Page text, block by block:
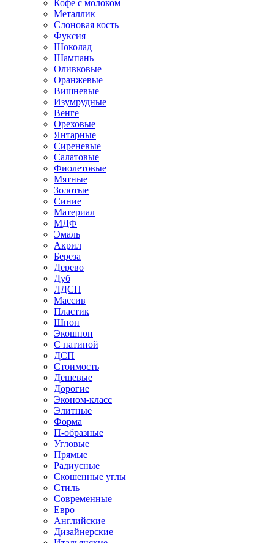
Кофе с молоком
Металлик
Слоновая кость
Фуксия
Шоколад
Шампань
Оливковые
Оранжевые
Вишневые
Изумрудные
Венге
Ореховые
Янтарные
Сиреневые
Салатовые
Фиолетовые
Мятные
Золотые
Синие
Материал
МДФ
Эмаль
Акрил
Береза
Дерево
Дуб
ЛДСП
Массив
Пластик
Шпон
Экошпон
С патиной
ДСП
Стоимость
Дешевые
Дорогие
Эконом-класс
Элитные
Форма
П-образные
Угловые
Прямые
Радиусные
Скошенные углы
Стиль
Современные
Евро
Английские
Дизайнерские